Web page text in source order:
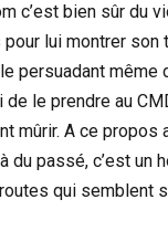
c’est bien sûr du
lui montrer son
persuadant même
le prendre au
mûrir. A ce
du passé, c’est
qui semblent